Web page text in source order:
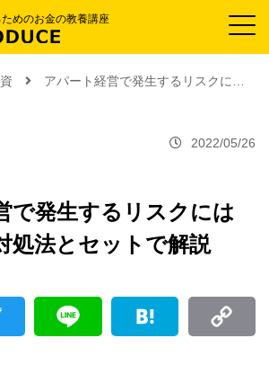
めのお金の教養講座
アパート経営で発生するリスクには何がある？対処法とセットで解説
2022/05/26
で発生するリスクには
処法とセットで解説